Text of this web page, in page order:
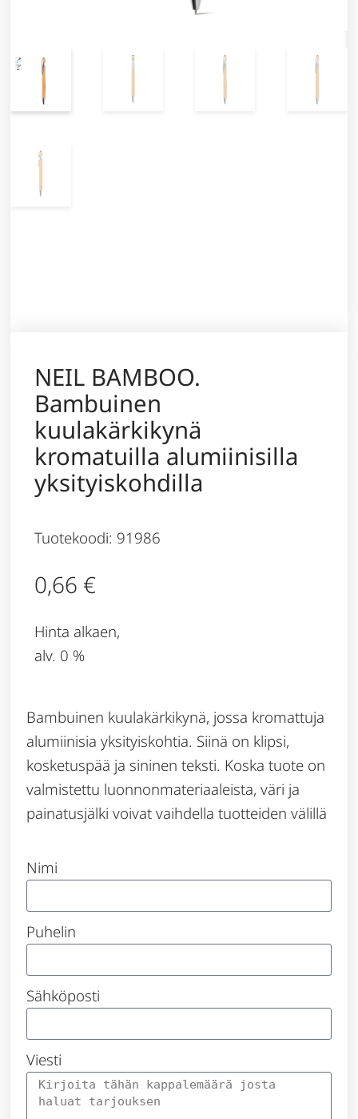
NEIL BAMBOO.
Bambuinen
kuulakärkikynä
kromatuilla alumiinisilla
yksityiskohdilla
Tuotekoodi: 91986
0,66 €
Hinta alkaen,
alv. 0 %
Bambuinen kuulakärkikynä, jossa kromattuja
alumiinisia yksityiskohtia. Siinä on klipsi,
kosketuspää ja sininen teksti. Koska tuote on
valmistettu luonnonmateriaaleista, väri ja
painatusjälki voivat vaihdella tuotteiden välillä
Nimi
Puhelin
Sähköposti
Viesti